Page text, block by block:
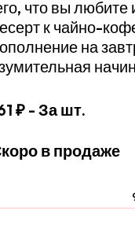
что вы любите
к чайно-
на
₽- За шт.
в продаже